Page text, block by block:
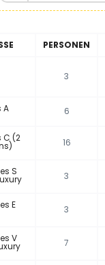
PERSONEN
3
A 6
C (2 16
S 3
E 3
V 7